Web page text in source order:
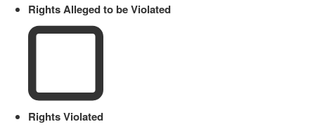
Rights Alleged to be Violated
Rights Violated